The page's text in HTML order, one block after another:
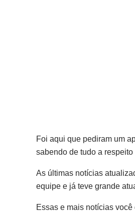
Foi aqui que pediram um
sabendo de tudo a
As últimas notícias
equipe e já teve grande
Essas e mais notícias